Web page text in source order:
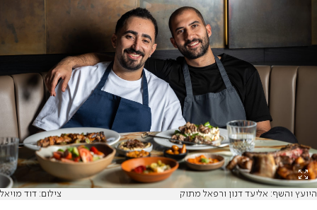
היועץ והשף: אליעד דנון ורפאל מתוק צילום: דוד מויאל